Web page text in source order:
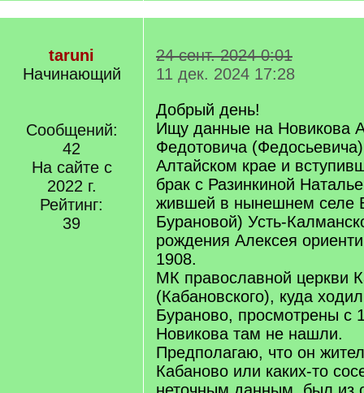
taruni
Начинающий
Сообщений:
42
На сайте с
2022 г.
Рейтинг:
39
24 сент. 2024 0:01
11 дек. 2024 17:28
Добрый день!
Ищу данные на Новикова
Федотовича
Алтайском крае и
брак с Разинкиной
жившей в нынешнем селе
Бурановой) Усть-
рождения Алексея
1908.
МК православной церкви
(Кабановского), куда
Бураново, просмотрены с
Новикова там не нашли.
Предполагаю, что он
Кабаново или каких-то